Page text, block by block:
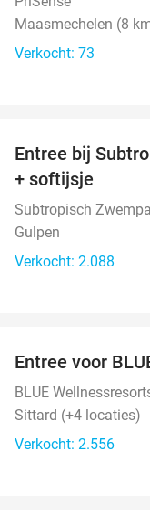
Maasmechelen (8
Verkocht: 73
Entree bij
+ softijsje
Subtropisch
Gulpen
Verkocht: 2.088
Entree voor
BLUE
Sittard (+4 locaties)
Verkocht: 2.556